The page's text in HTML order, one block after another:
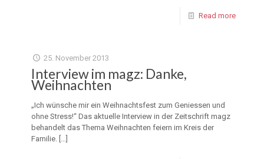
Read more
25. November 2013
Interview im magz: Danke,
Weihnachten
„Ich wünsche mir ein Weihnachtsfest zum Geniessen und
ohne Stress!“ Das aktuelle Interview in der Zeitschrift magz
behandelt das Thema Weihnachten feiern im Kreis der
Familie. […]